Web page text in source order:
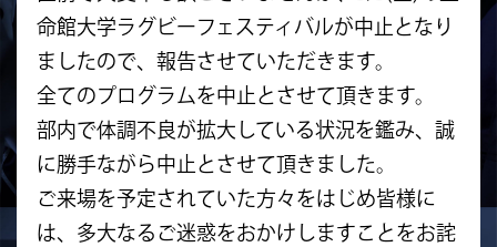
命館大学ラグビーフェスティバルが中止となり
ましたので、報告させていただきます。
全てのプログラムを中止とさせて頂きます。
部内で体調不良が拡大している状況を鑑み、誠
に勝手ながら中止とさせて頂きました。
ご来場を予定されていた方々をはじめ皆様に
は、多大なるご迷惑をおかけしますことをお詫